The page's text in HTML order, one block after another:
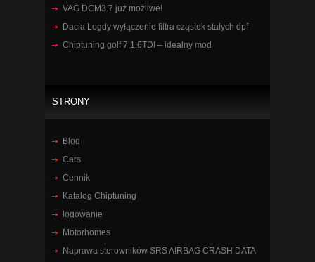
VAG DCM3.7 już możliwe!
Dacia Logdy wyłączenie filtra cząstek stałych dpf
Chiptuning golf 7 1.6TDI – idealny mod
STRONY
Blog
Cars
Cennik
Katalog Chiptuning
logowanie
Motorhomes
Naprawa sterowników SRS AIRBAG CRASH DATA